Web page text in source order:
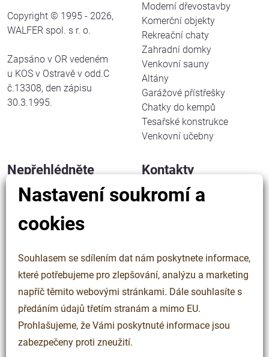
Copyright © 1995 - 2026,
WALFER spol. s r. o.
Zapsáno v OR vedeném
u KOS v Ostravě v odd.C
č.13308, den zápisu
30.3.1995.
Moderní dřevostavby
Komerční objekty
Rekreační chaty
Zahradní domky
Venkovní sauny
Altány
Garážové přístřešky
Chatky do kempů
Tesařské konstrukce
Venkovní učebny
Nepřehlédněte
Jak pracujeme
Řekli o nás
Cookies
Kontakty
WALFER spol. s r. o.
IČ: 63323508
DIČ: CZ63323508
+420 777 565 027
walfer@walfer.cz
Nastavení soukromí a
cookies
Souhlasem se sdílením dat nám poskytnete informace,
které potřebujeme pro zlepšování, analýzu a marketing
napříč těmito webovými stránkami. Dále souhlasíte s
předáním údajů třetím stranám a mimo EU.
Prohlašujeme, že Vámi poskytnuté informace jsou
zabezpečeny proti zneužití.